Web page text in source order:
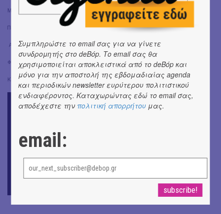
Mastering (2): Γιάννης Χριστοδουλάτος @ Sweet spot productions
Παραγωγή: Κατερίνα Κυρμιζή, Νίκος Γρηγοριάδης, Ηλίας Λάκκας
Artwork: Κατερίνα Κυρμιζή
Φωτογραφίες: Νίκος Γρηγοριάδης
Kaktoi III - 2026 (p) Cd Baby & © Katerina Kyrmizi
Συμπληρώστε το email σας για να γίνετε
συνδρομητής στο deBόp. Το email σας θα
χρησιμοποιείται αποκλειστικά από το deBόp και
μόνο για την αποστολή της εβδομαδιαίας agenda
και περιοδικών newsletter ευρύτερου πολιτιστικού
ενδιαφέροντος. Καταχωρώντας εδώ το email σας,
αποδέχεστε την πολιτική απορρήτου μας.
email: